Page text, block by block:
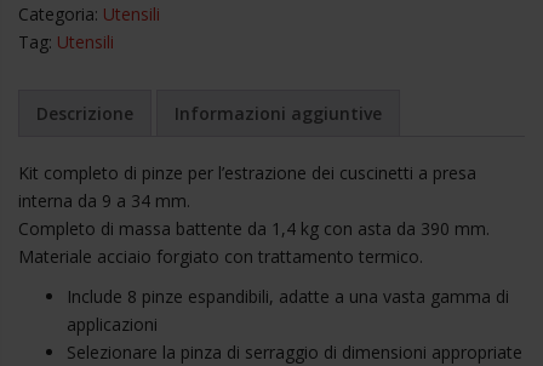
Categoria: Utensili
Tag: Utensili
Descrizione Informazioni aggiuntive
Kit completo di pinze per l’estrazione dei cuscinetti a presa
interna da 9 a 34 mm.
Completo di massa battente da 1,4 kg con asta da 390 mm.
Materiale acciaio forgiato con trattamento termico.
Include 8 pinze espandibili, adatte a una vasta gamma di
applicazioni
Selezionare la pinza di serraggio di dimensioni appropriate